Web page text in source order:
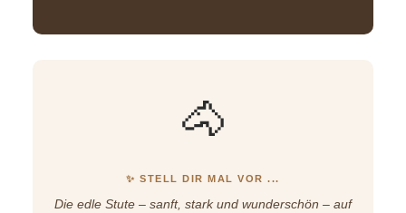
🐴
✨ STELL DIR MAL VOR ...
Die edle Stute – sanft, stark und wunderschön – auf